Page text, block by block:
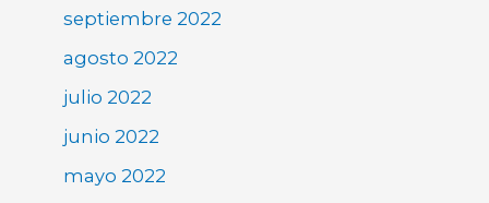
septiembre 2022
agosto 2022
julio 2022
junio 2022
mayo 2022